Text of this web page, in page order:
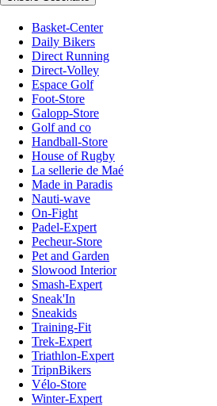
Basket-Center
Daily Bikers
Direct Running
Direct-Volley
Espace Golf
Foot-Store
Galopp-Store
Golf and co
Handball-Store
House of Rugby
La sellerie de Maé
Made in Paradis
Nauti-wave
On-Fight
Padel-Expert
Pecheur-Store
Pet and Garden
Slowood Interior
Smash-Expert
Sneak'In
Sneakids
Training-Fit
Trek-Expert
Triathlon-Expert
TripnBikers
Vélo-Store
Winter-Expert